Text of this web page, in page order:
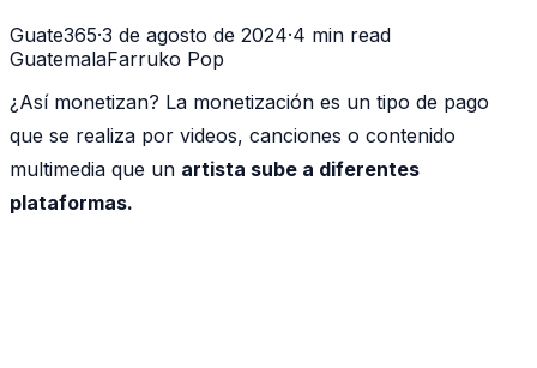
Guate365·3 de agosto de 2024·4 min read
GuatemalaFarruko Pop
¿Así monetizan? La monetización es un tipo de pago
que se realiza por videos, canciones o contenido
multimedia que un artista sube a diferentes
plataformas.